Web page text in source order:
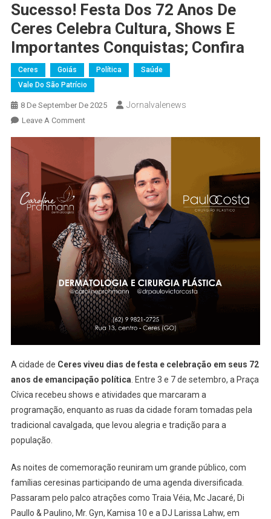
Sucesso! Festa Dos 72 Anos De
Ceres Celebra Cultura, Shows E
Importantes Conquistas; Confira
Ceres Goiás Política
Saúde
Vale Do São Patrício
8 De September De 2025 Jornalvalenews
Leave A CommentOn
72
Anos
De
Ceres
Celebra
Cultura,
Shows
E
Importantes
Conquistas;
Confira
A cidade de Ceres viveu dias de festa e celebração em seus 72
anos de emancipação política. Entre 3 e 7 de setembro, a Praça
Cívica recebeu shows e atividades que marcaram a
programação, enquanto as ruas da cidade foram tomadas pela
tradicional cavalgada, que levou alegria e tradição para a
população.
As noites de comemoração reuniram um grande público, com
famílias ceresinas participando de uma agenda diversificada.
Passaram pelo palco atrações como Traia Véia, Mc Jacaré, Di
Paullo & Paulino, Mr. Gyn, Kamisa 10 e a DJ Larissa Lahw, em